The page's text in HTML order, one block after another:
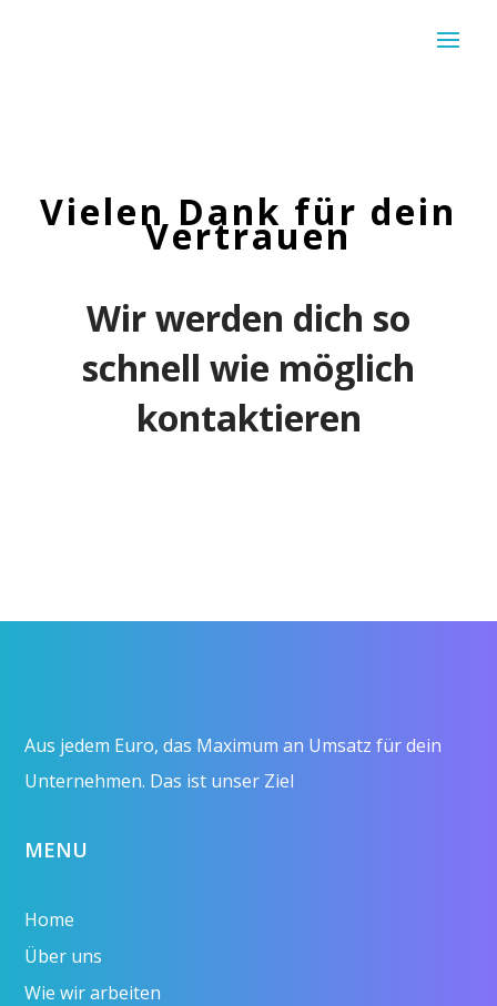
Vielen Dank für dein
Vertrauen
Wir werden dich so
schnell wie möglich
kontaktieren
Aus jedem Euro, das Maximum an Umsatz für dein
Unternehmen. Das ist unser Ziel
MENU
Home
Über uns
Wie wir arbeiten